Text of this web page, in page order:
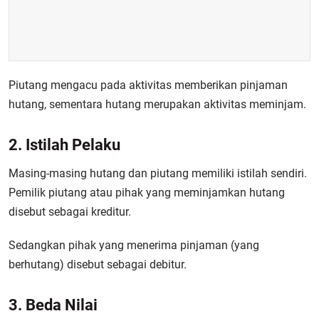
Piutang mengacu pada aktivitas memberikan pinjaman
hutang, sementara hutang merupakan aktivitas meminjam.
2. Istilah Pelaku
Masing-masing hutang dan piutang memiliki istilah sendiri.
Pemilik piutang atau pihak yang meminjamkan hutang
disebut sebagai kreditur.
Sedangkan pihak yang menerima pinjaman (yang
berhutang) disebut sebagai debitur.
3. Beda Nilai